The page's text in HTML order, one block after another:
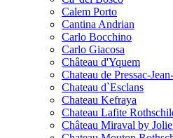
Calem Porto
Cantina Andrian
Carlo Bocchino
Carlo Giacosa
Château d'Yquem
Chateau de Pressac-
Chateau d`Esclans
Chateau Kefraya
Chateau Lafite
Château Miraval by